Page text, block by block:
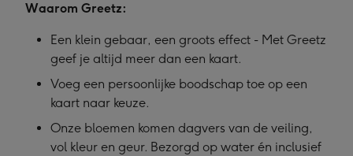
Waarom Greetz:
Een klein gebaar, een groots effect - Met Greetz
geef je altijd meer dan een kaart.
Voeg een persoonlijke boodschap toe op een
kaart naar keuze.
Onze bloemen komen dagvers van de veiling,
vol kleur en geur. Bezorgd op water én inclusief